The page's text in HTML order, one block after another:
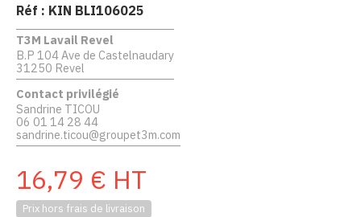
Réf : KIN BLI106025
T3M Lavail Revel
B.P 104 Ave de Castelnaudary
31250 Revel
Contact privilégié
Sandrine TICOU
06 01 14 28 44
sandrine.ticou@groupet3m.com
16,79 € HT
Prix hors frais de livraison